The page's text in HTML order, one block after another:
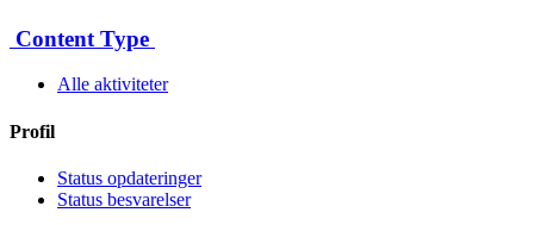
Content Type
Alle aktiviteter
Profil
Status opdateringer
Status besvarelser